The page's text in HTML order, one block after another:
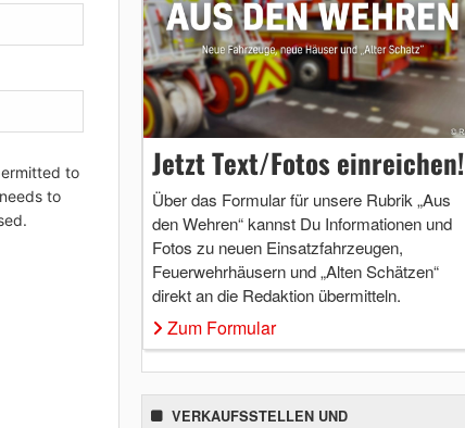
to
to
Jetzt Text/Fotos einreichen!
Über das Formular für unsere Rubrik „Aus
den Wehren“ kannst Du Informationen und
Fotos zu neuen Einsatzfahrzeugen,
Feuerwehrhäusern und „Alten Schätzen“
direkt an die Redaktion übermitteln.
Zum Formular
VERKAUFSSTELLEN UND